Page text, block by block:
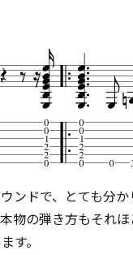
ンドで、とても分
物の弾き方もそれ
す。